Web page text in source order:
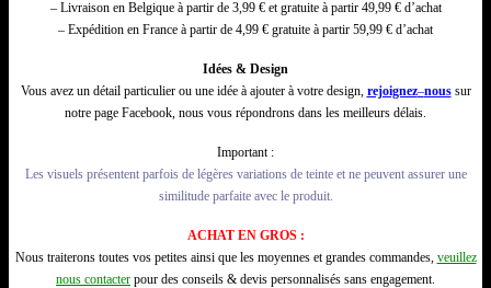
– Livraison en Belgique à partir de 3,99 € et gratuite à partir 49,99 € d’achat
– Expédition en France à partir de 4,99 € gratuite à partir 59,99 € d’achat
Idées & Design
Vous avez un détail particulier ou une idée à ajouter à votre design, rejoignez–nous sur
notre page Facebook, nous vous répondrons dans les meilleurs délais.
Important :
Les visuels présentent parfois de légères variations de teinte et ne peuvent assurer une
similitude parfaite avec le produit.
ACHAT EN GROS :
Nous traiterons toutes vos petites ainsi que les moyennes et grandes commandes, veuillez
nous contacter pour des conseils & devis personnalisés sans engagement.